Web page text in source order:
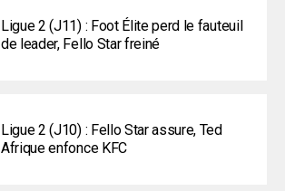
Ligue 2 (J11) : Foot Élite perd le fauteuil
de leader, Fello Star freiné
Ligue 2 (J10) : Fello Star assure, Ted
Afrique enfonce KFC